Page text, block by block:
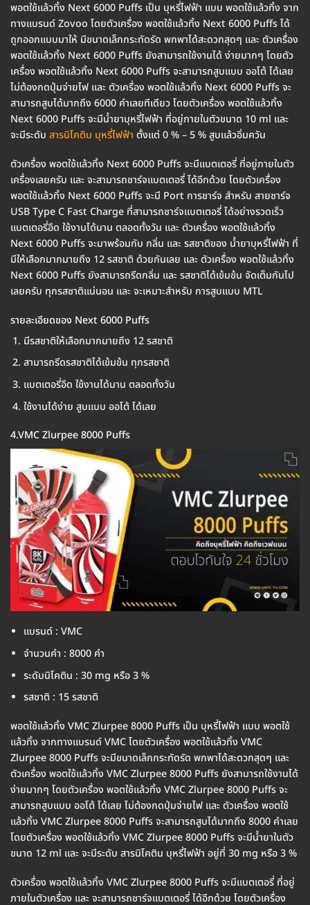
พอตใช้แล้วทิ้ง Next 6000 Puffs เป็น บุหรี่ไฟฟ้า แบบ พอตใช้แล้วทิ้ง จาก
ทางแบรนด์ Zovoo โดยตัวเครื่อง พอตใช้แล้วทิ้ง Next 6000 Puffs ได้
ถูกออกแบบมาให้ มีขนาดเล็กกระทัดรัด พกพาได้สะดวกสุดๆ และ ตัวเครื่อง
พอตใช้แล้วทิ้ง Next 6000 Puffs ยังสามารถใช้งานได้ ง่ายมากๆ โดยตัว
เครื่อง พอตใช้แล้วทิ้ง Next 6000 Puffs จะสามารถสูบแบบ ออโต้ ได้เลย
ไม่ต้องกดปุ่มจ่ายไฟ และ ตัวเครื่อง พอตใช้แล้วทิ้ง Next 6000 Puffs จะ
สามารถสูบได้มากถึง 6000 คำเลยทีเดียว โดยตัวเครื่อง พอตใช้แล้วทิ้ง
Next 6000 Puffs จะมีน้ำยาบุหรี่ไฟฟ้า ที่อยู่ภายในตัวขนาด 10 ml และ
จะมีระดับ สารนิโคติน บุหรี่ไฟฟ้า ตั้งแต่ 0 % – 5 % สูบแล้วอิ่มควัน
ตัวเครื่อง พอตใช้แล้วทิ้ง Next 6000 Puffs จะมีแบตเตอรี่ ที่อยู่ภายในตัว
เครื่องเลยครับ และ จะสามารถชาร์จแบตเตอรี่ ได้อีกด้วย โดยตัวเครื่อง
พอตใช้แล้วทิ้ง Next 6000 Puffs จะมี Port การชาร์จ สำหรับ สายชาร์จ
USB Type C Fast Charge ที่สามารถชาร์จแบตเตอรี่ ได้อย่างรวดเร็ว
แบตเตอรี่อึด ใช้งานได้นาน ตลอดทั้งวัน และ ตัวเครื่อง พอตใช้แล้วทิ้ง
Next 6000 Puffs จะมาพร้อมกับ กลิ่น และ รสชาติของ น้ำยาบุหรี่ไฟฟ้า ที่
มีให้เลือกมากมายถึง 12 รสชาติ ด้วยกันเลย และ ตัวเครื่อง พอตใช้แล้วทิ้ง
Next 6000 Puffs ยังสามารถรีดกลิ่น และ รสชาติได้เข้มข้น จัดเต็มกันไป
เลยครับ ทุกรสชาติแน่นอน และ จะเหมาะสำหรับ การสูบแบบ MTL
รายละเอียดของ Next 6000 Puffs
มีรสชาติให้เลือกมากมายถึง 12 รสชาติ
สามารถรีดรสชาติได้เข้มข้น ทุกรสชาติ
แบตเตอรี่อึด ใช้งานได้นาน ตลอดทั้งวัน
ใช้งานได้ง่าย สูบแบบ ออโต้ ได้เลย
4.VMC Zlurpee 8000 Puffs
แบรนด์ : VMC
จำนวนคำ : 8000 คำ
ระดับนิโคติน : 30 mg หรือ 3 %
รสชาติ : 15 รสชาติ
พอตใช้แล้วทิ้ง VMC Zlurpee 8000 Puffs เป็น บุหรี่ไฟฟ้า แบบ พอตใช้
แล้วทิ้ง จากทางแบรนด์ VMC โดยตัวเครื่อง พอตใช้แล้วทิ้ง VMC
Zlurpee 8000 Puffs จะมีขนาดเล็กกระทัดรัด พกพาได้สะดวกสุดๆ และ
ตัวเครื่อง พอตใช้แล้วทิ้ง VMC Zlurpee 8000 Puffs ยังสามารถใช้งานได้
ง่ายมากๆ โดยตัวเครื่อง พอตใช้แล้วทิ้ง VMC Zlurpee 8000 Puffs จะ
สามารถสูบแบบ ออโต้ ได้เลย ไม่ต้องกดปุ่มจ่ายไฟ และ ตัวเครื่อง พอตใช้
แล้วทิ้ง VMC Zlurpee 8000 Puffs จะสามารถสูบได้มากถึง 8000 คำเลย
โดยตัวเครื่อง พอตใช้แล้วทิ้ง VMC Zlurpee 8000 Puffs จะมีน้ำยาในตัว
ขนาด 12 ml และ จะมีระดับ สารนิโคติน บุหรี่ไฟฟ้า อยู่ที่ 30 mg หรือ 3 %
ตัวเครื่อง พอตใช้แล้วทิ้ง VMC Zlurpee 8000 Puffs จะมีแบตเตอรี่ ที่อยู่
ภายในตัวเครื่อง และ จะสามารถชาร์จแบตเตอรี่ ได้อีกด้วย โดยตัวเครื่อง